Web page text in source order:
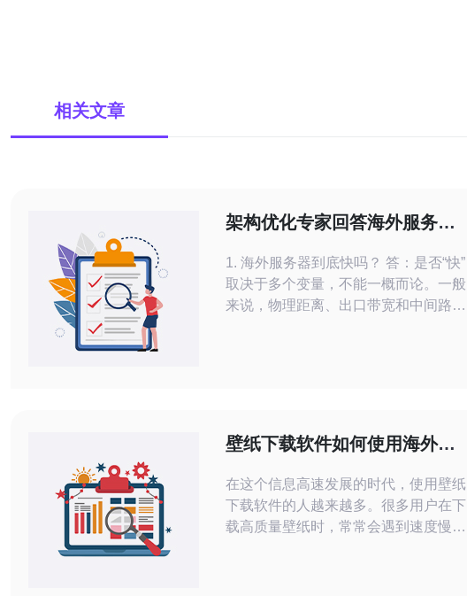
相关文章
架构优化专家回答海外服务器
1. 海外服务器到底快吗？ 答：是否“快”
取决于多个变量，不能一概而论。一般
来说，物理距离、出口带宽和中间路由
络拓扑来评估。 2. 影响海外服务器访
问速度的主要因素有哪些？ 答
壁纸下载软件如何使用海外服
在这个信息高速发展的时代，使用壁纸
下载软件的人越来越多。很多用户在下
载高质量壁纸时，常常会遇到速度慢、